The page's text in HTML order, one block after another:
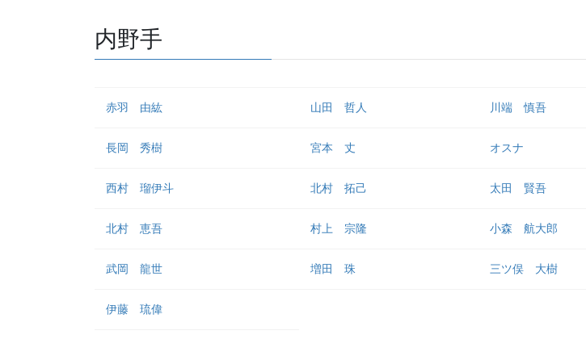
内野手
赤羽 由紘 山田 哲人 川端 慎吾
長岡 秀樹 宮本 丈 オスナ
西村 瑠伊斗 北村 拓己 太田 賢吾
北村 恵吾 村上 宗隆 小森 航大郎
武岡 龍世 増田 珠 三ツ俣 大樹
伊藤 琉偉